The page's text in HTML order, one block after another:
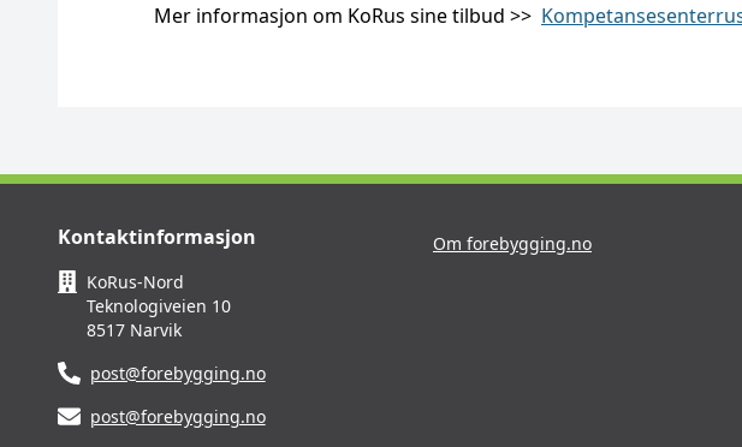
Mer informasjon om KoRus sine tilbud >>
Kontaktinformasjon
KoRus-Nord
Teknologiveien 10
8517 Narvik
post@forebygging.no
post@forebygging.no
Om forebygging.no